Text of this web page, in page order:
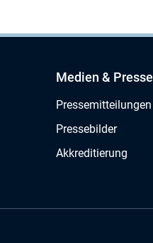
Medien & Presse
Pressemitteilungen
Pressebilder
Akkreditierung